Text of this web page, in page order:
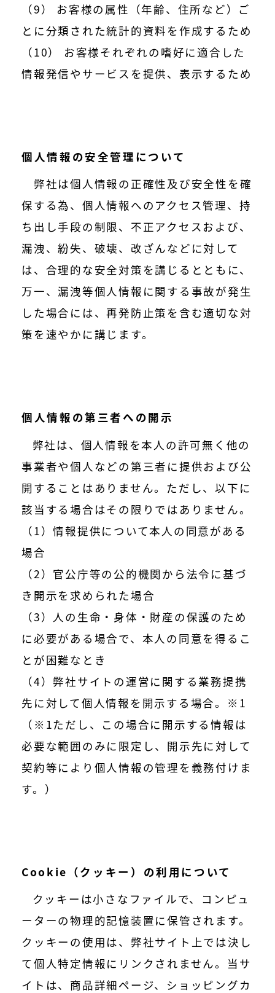
（9） お客様の属性（年齢、住所など）ご
とに分類された統計的資料を作成するため
（10） お客様それぞれの嗜好に適合した
情報発信やサービスを提供、表示するため
個人情報の安全管理について
弊社は個人情報の正確性及び安全性を確
保する為、個人情報へのアクセス管理、持
ち出し手段の制限、不正アクセスおよび、
漏洩、紛失、破壊、改ざんなどに対して
は、合理的な安全対策を講じるとともに、
万一、漏洩等個人情報に関する事故が発生
した場合には、再発防止策を含む適切な対
策を速やかに講じます。
個人情報の第三者への開示
弊社は、個人情報を本人の許可無く他の
事業者や個人などの第三者に提供および公
開することはありません。ただし、以下に
該当する場合はその限りではありません。
（1）情報提供について本人の同意がある
場合
（2）官公庁等の公的機関から法令に基づ
き開示を求められた場合
（3）人の生命・身体・財産の保護のため
に必要がある場合で、本人の同意を得るこ
とが困難なとき
（4）弊社サイトの運営に関する業務提携
先に対して個人情報を開示する場合。※1
（※1ただし、この場合に開示する情報は
必要な範囲のみに限定し、開示先に対して
契約等により個人情報の管理を義務付けま
す。）
Cookie（クッキー）の利用について
クッキーは小さなファイルで、コンピュ
ーターの物理的記憶装置に保管されます。
クッキーの使用は、弊社サイト上では決し
て個人特定情報にリンクされません。当サ
イトは、商品詳細ページ、ショッピングカ